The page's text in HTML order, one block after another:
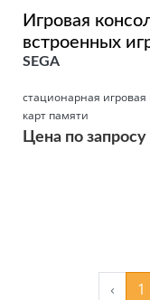
Игровая
встроенных
SEGA
стационарная игровая
карт памяти
Цена по запросу
‹ 1